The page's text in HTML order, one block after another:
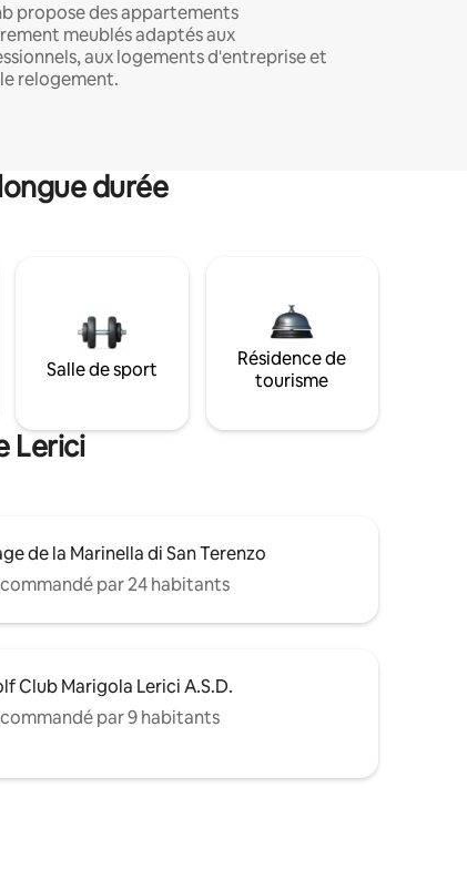
propose des appartements
meublés adaptés aux
aux logements d'entreprise et
relogement.
durée
Salle de sport
Résidence de
tourisme
Lerici
de la Marinella di San Terenzo
par 24 habitants
Club Marigola Lerici A.S.D.
par 9 habitants